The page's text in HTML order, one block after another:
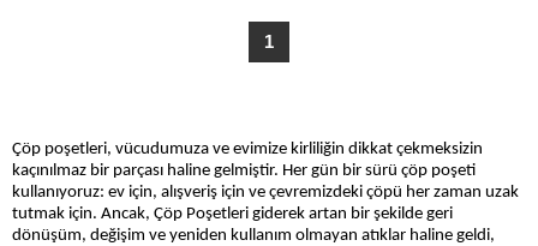
1
Çöp poşetleri, vücudumuza ve evimize kirliliğin dikkat çekmeksizin
kaçınılmaz bir parçası haline gelmiştir. Her gün bir sürü çöp poşeti
kullanıyoruz: ev için, alışveriş için ve çevremizdeki çöpü her zaman uzak
tutmak için. Ancak, Çöp Poşetleri giderek artan bir şekilde geri
dönüşüm, değişim ve yeniden kullanım olmayan atıklar haline geldi,